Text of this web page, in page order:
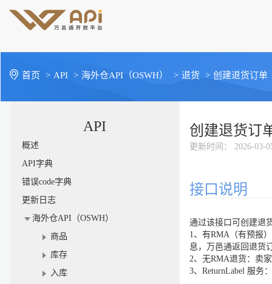
首页 > API > 海外仓API（OSWH） > 退货 > 创建退货订单
API
概述
API字典
错误code字典
更新日志
海外仓API（OSWH）
商品
库存
入库
创建退货订
更新时间 ： 2026-03-
接口说明
通过该接口可创建退
1、有RMA（有预报
息，万邑通返回退货
2、无RMA退货：卖
3、ReturnLabel 服务：